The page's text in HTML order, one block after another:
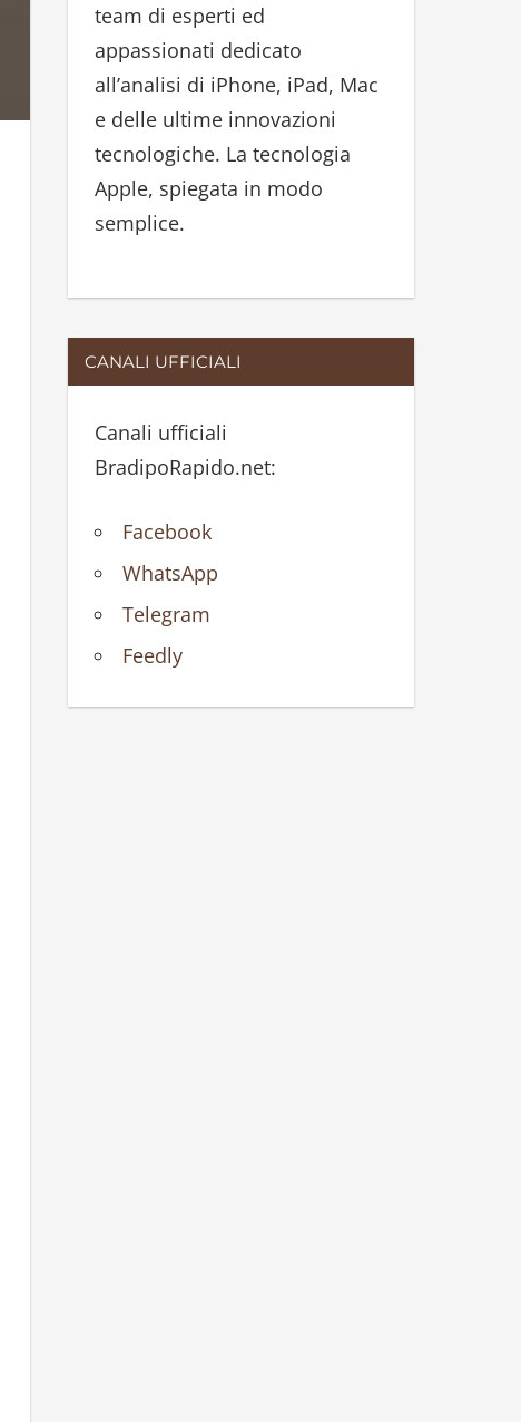
:
team di esperti ed
appassionati dedicato
all’analisi di iPhone, iPad, Mac
e delle ultime innovazioni
tecnologiche. La tecnologia
Apple, spiegata in modo
semplice.
CANALI UFFICIALI
Canali ufficiali
BradipoRapido.net:
Facebook
WhatsApp
Telegram
Feedly